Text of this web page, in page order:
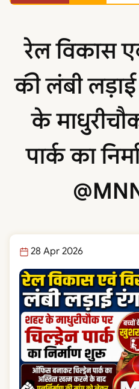
रेल विकास
की लंबी
के
पार्क का
28 Apr 2026